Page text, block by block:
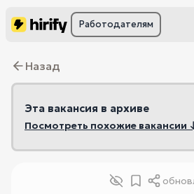
Работодателям
Назад
Эта вакансия в архиве
Посмотреть похожие вакансии